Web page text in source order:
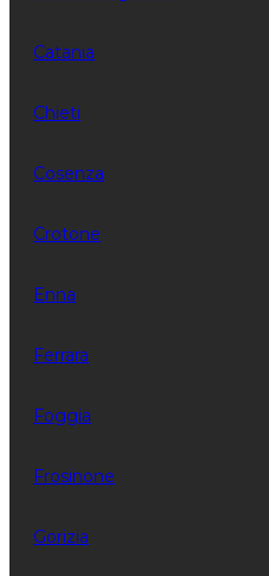
Catania
Chieti
Cosenza
Crotone
Enna
Ferrara
Foggia
Frosinone
Gorizia